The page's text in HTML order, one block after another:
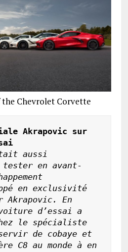
Chevrolet Corvette
Akrapovic sur
aussi
tester en avant-
en exclusivité
Akrapovic. En
d’essai a
le spécialiste
de cobaye et
C8 au monde à en